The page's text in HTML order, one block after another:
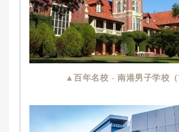
▲百年名校 - 南港男子学校（